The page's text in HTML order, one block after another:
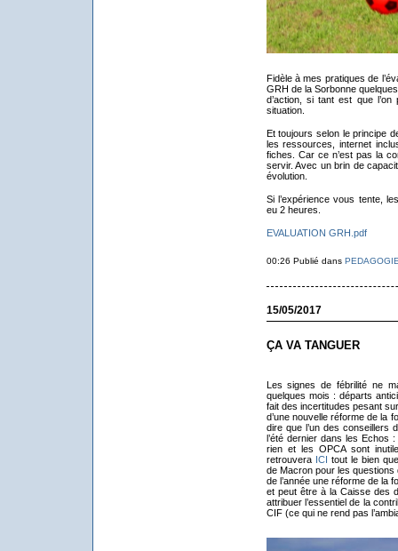
Fidèle à mes pratiques de
GRH de la Sorbonne
d’action, si tant est que
situation.
Et toujours selon le principe
les ressources, internet
fiches. Car ce n’est pas la
servir. Avec un brin de
évolution.
Si l’expérience vous tente,
eu 2 heures.
EVALUATION GRH.pdf
00:26 Publié dans
15/05/2017
ÇA VA TANGUER
Les signes de fébrilité ne
quelques mois : départs
fait des incertitudes pesant
d’une nouvelle réforme de la
dire que l’un des conseillers
l’été dernier dans les Echos
rien et les OPCA sont
retrouvera ICI tout le bien
de Macron pour les
de l’année une réforme de la
et peut être à la Caisse des
attribuer l’essentiel de la
CIF (ce qui ne rend pas